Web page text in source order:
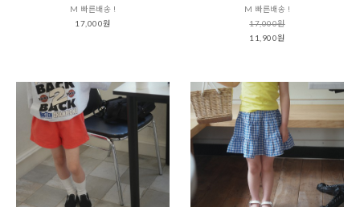
M 빠른배송 !
17,000원
M 빠른배송 !
17,000원
11,900원